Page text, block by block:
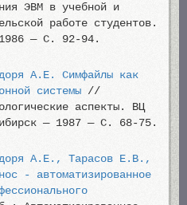
ЭВМ в учебной и
работе студентов.
— С. 92-94.
А.Е. Симфайлы как
системы //
аспекты. ВЦ
— 1987 — С. 68-75.
А.Е., Тарасов Е.В.,
- автоматизированное